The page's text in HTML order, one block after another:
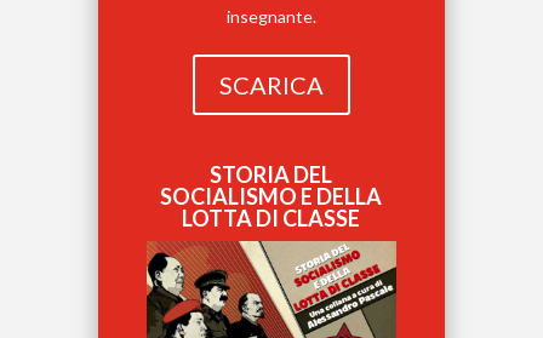
insegnante.
SCARICA
STORIA DEL
SOCIALISMO E DELLA
LOTTA DI CLASSE